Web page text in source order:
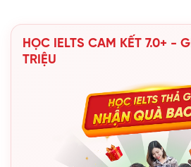
HỌC IELTS CAM KẾT 7.0+ -
TRIỆU